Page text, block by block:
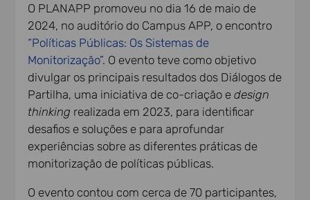
O PLANAPP promoveu no dia 16 de maio de
2024, no auditório do Campus APP, o encontro
“Políticas Públicas: Os Sistemas de
Monitorização”. O evento teve como objetivo
divulgar os principais resultados dos Diálogos de
Partilha, uma iniciativa de co-criação edesign
thinking realizada em 2023, para identificar
desafios e soluções e para aprofundar
experiências sobre as diferentes práticas de
monitorização de políticas públicas.
O evento contou com cerca de 70 participantes,